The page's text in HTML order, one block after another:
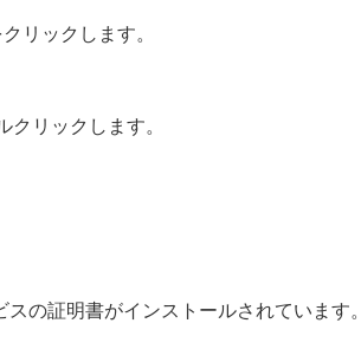
リックします。
リックします。
の証明書がインストールされています。